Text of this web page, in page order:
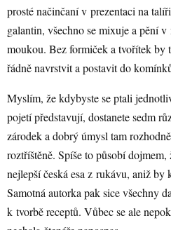
prosté načinčaní v prezentaci na
galantin, všechno se mixuje a pění v
moukou. Bez formiček a tvořítek by
řádně navrstvit a postavit do
Myslím, že kdybyste se ptali
pojetí představují, dostanete sedm
zárodek a dobrý úmysl tam
roztříštěně. Spíše to působí
nejlepší česká esa z rukávu, aniž
Samotná autorka pak sice všechny
k tvorbě receptů. Vůbec se ale